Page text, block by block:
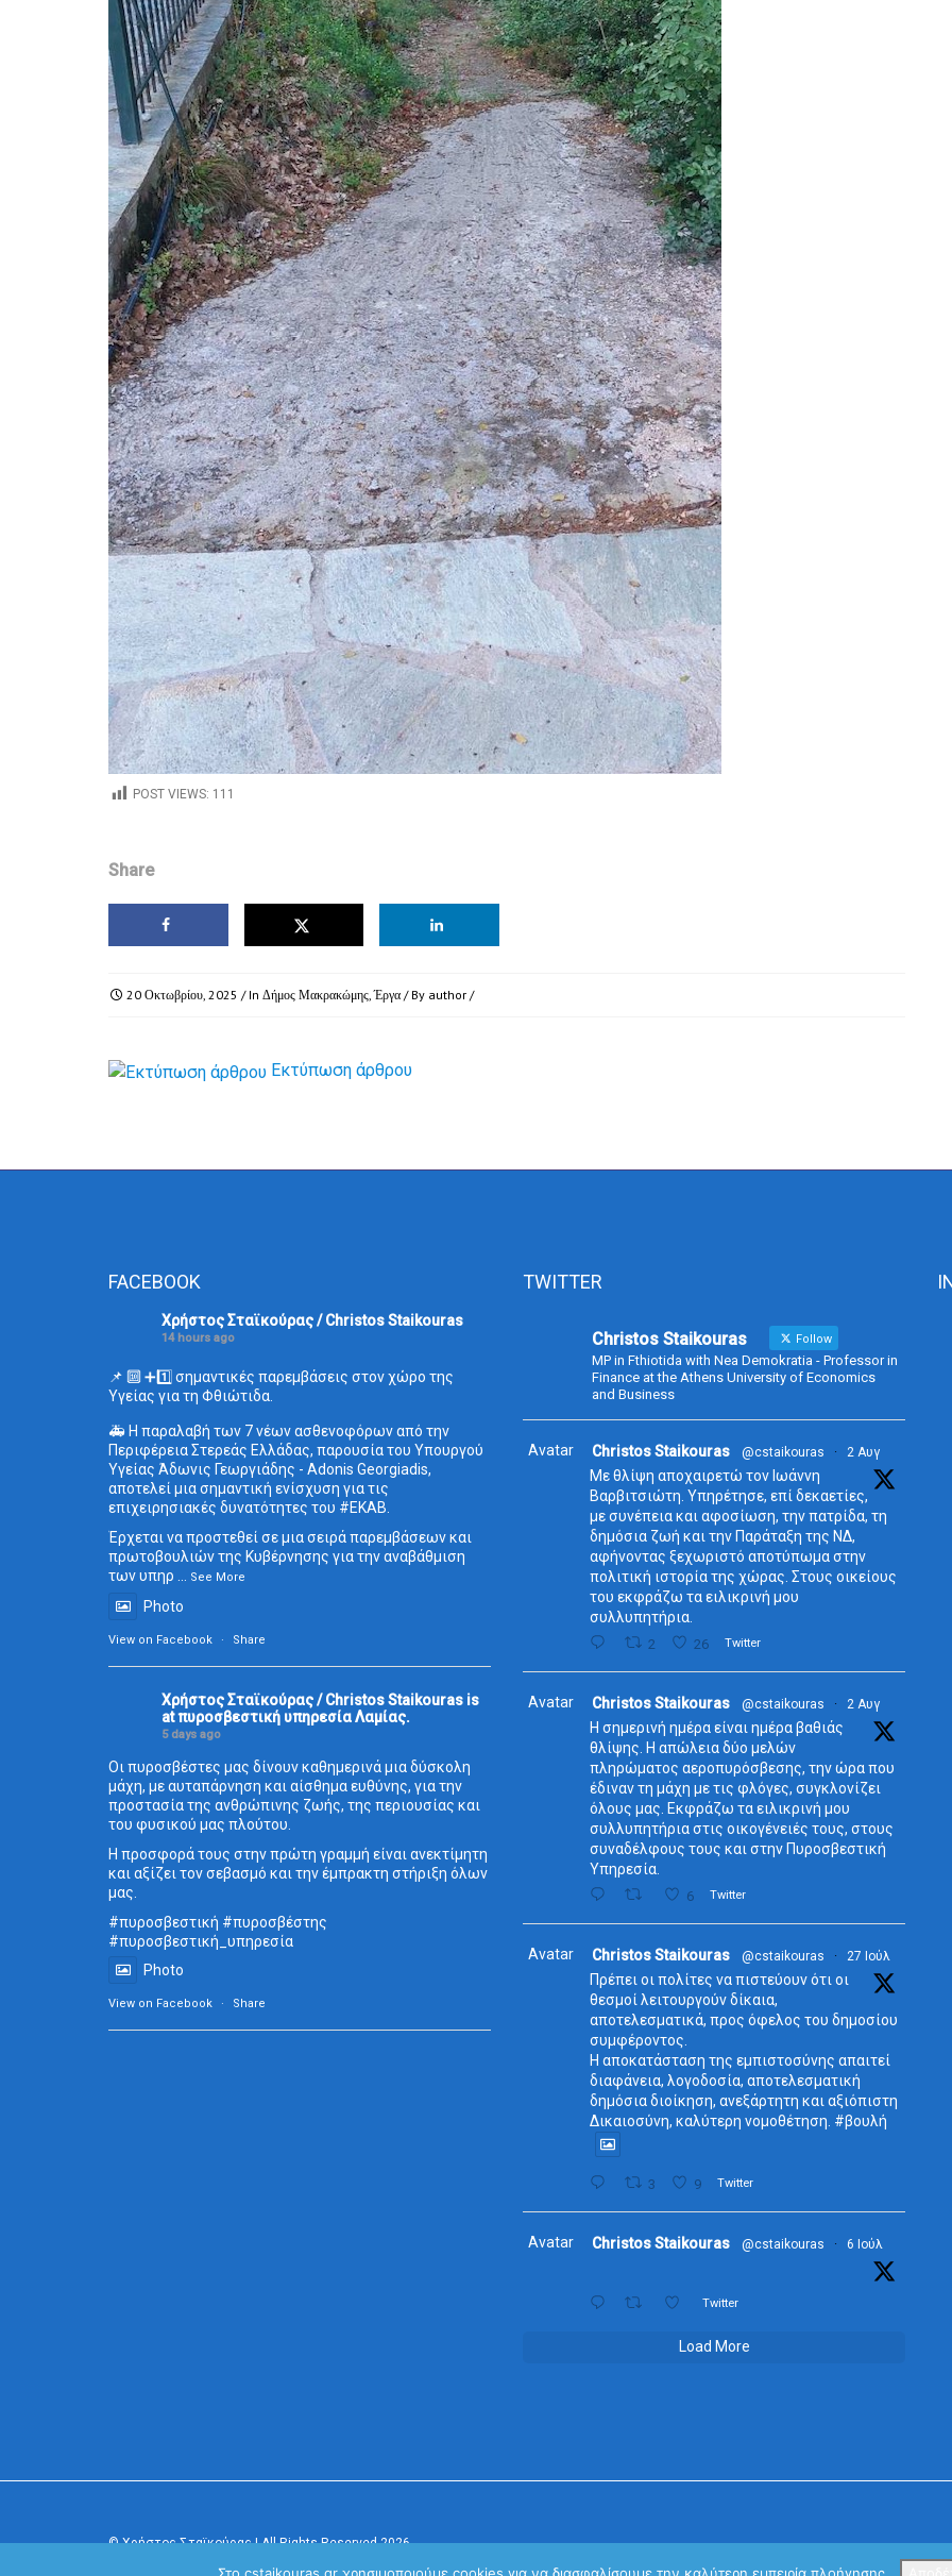
POST VIEWS: 111
Share
20 Οκτωβρίου, 2025 / In Δήμος Μακρακώμης,Έργα / By author /
Εκτύπωση άρθρου
FACEBOOK
Χρήστος Σταϊκούρας / Christos Staikouras
14 hours ago
📌 🔟 ➕1️⃣ σημαντικές παρεμβάσεις στον χώρο της
Υγείας για τη Φθιώτιδα.
🚑 Η παραλαβή των 7 νέων ασθενοφόρων από την
Περιφέρεια Στερεάς Ελλάδας, παρουσία του Υπουργού
Υγείας Άδωνις Γεωργιάδης - Adonis Georgiadis,
αποτελεί μια σημαντική ενίσχυση για τις
επιχειρησιακές δυνατότητες του #ΕΚΑΒ
Έρχεται να προστεθεί σε μια σειρά παρεμβάσεων και
πρωτοβουλιών της Κυβέρνησης για την αναβάθμιση
των υπηρ
See More
Photo
View on Facebook · Share
Χρήστος Σταϊκούρας / Christos Staikouras is
at πυροσβεστική υπηρεσία Λαμίας.
5 days ago
Οι πυροσβέστες μας δίνουν καθημερινά μια δύσκολη
μάχη, με αυταπάρνηση και αίσθημα ευθύνης, για την
προστασία της ανθρώπινης ζωής, της περιουσίας και
του φυσικού μας πλούτου.
Η προσφορά τους στην πρώτη γραμμή είναι ανεκτίμητη
και αξίζει τον σεβασμό και την έμπρακτη στήριξη όλων
μας.
#πυροσβεστική #πυροσβέστης
#πυροσβεστική_ υπηρεσία
Photo
View on Facebook · Share
TWITTER
Christos Staikouras Follow
MP in Fthiotida with Nea Demokratia - Professor in
Finance at the Athens University of Economics
and Business
Avatar Christos Staikouras @cstaikouras · 2 Αυγ
Με θλίψη αποχαιρετώ τον Ιωάννη
Βαρβιτσιώτη. Υπηρέτησε, επί δεκαετίες,
με συνέπεια και αφοσίωση, την πατρίδα, τη
δημόσια ζωή και την Παράταξη της ΝΔ,
αφήνοντας ξεχωριστό αποτύπωμα στην
πολιτική ιστορία της χώρας. Στους οικείους
του εκφράζω τα ειλικρινή μου
συλλυπητήρια.
2 26 Twitter
Avatar Christos Staikouras @cstaikouras · 2 Αυγ
Η σημερινή ημέρα είναι ημέρα βαθιάς
θλίψης. Η απώλεια δύο μελών
πληρώματος αεροπυρόσβεσης, την ώρα που
έδιναν τη μάχη με τις φλόγες, συγκλονίζει
όλους μας. Εκφράζω τα ειλικρινή μου
συλλυπητήρια στις οικογένειές τους, στους
συναδέλφους τους και στην Πυροσβεστική
Υπηρεσία.
6 Twitter
Avatar Christos Staikouras @cstaikouras · 27 Ιούλ
Πρέπει οι πολίτες να πιστεύουν ότι οι
θεσμοί λειτουργούν δίκαια,
αποτελεσματικά, προς όφελος του δημοσίου
συμφέροντος.
Η αποκατάσταση της εμπιστοσύνης απαιτεί
διαφάνεια, λογοδοσία, αποτελεσματική
δημόσια διοίκηση, ανεξάρτητη και αξιόπιστη
Δικαιοσύνη, καλύτερη νομοθέτηση. #βουλή
3 9 Twitter
Avatar Christos Staikouras @cstaikouras · 6 Ιούλ
Twitter
Load More
© Χρήστος Σταϊκούρας | All Rights Reserved 2026